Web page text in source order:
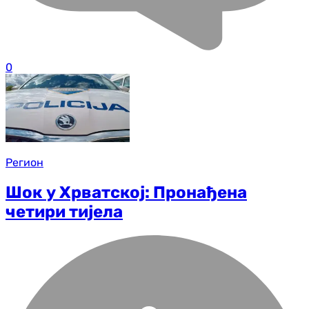
0
Регион
Шок у Хрватској: Пронађена
четири тијела